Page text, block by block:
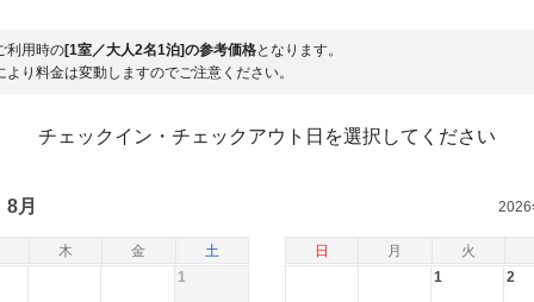
利用時の[1室／大人2名1泊]の参考価格となります。
り料金は変動しますのでご注意ください。
チェックイン・チェックアウト日を選択してください
木 金 土 日 月 火
8月
1
2026
1 2